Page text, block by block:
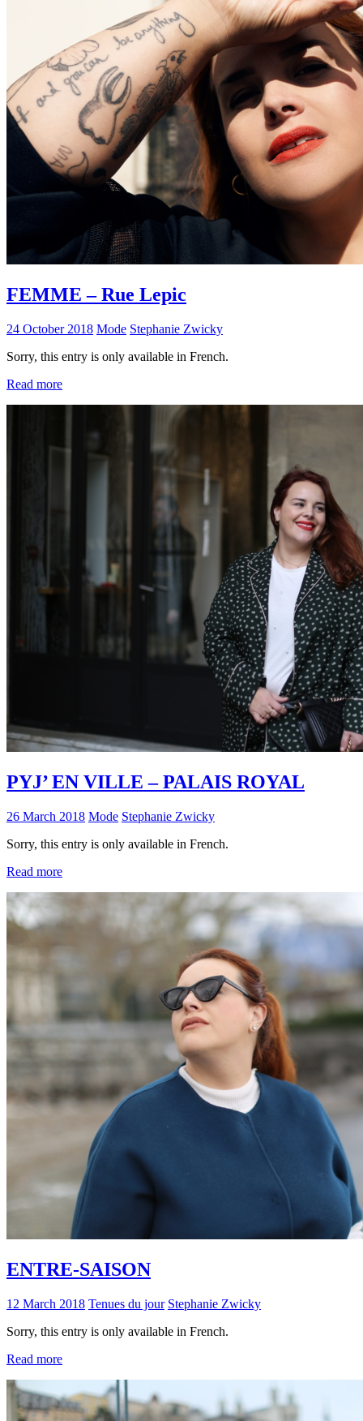
FEMME – Rue Lepic
24 October 2018 Mode Stephanie Zwicky
Sorry, this entry is only available in French.
Read more
PYJ’ EN VILLE – PALAIS ROYAL
26 March 2018 Mode Stephanie Zwicky
Sorry, this entry is only available in French.
Read more
ENTRE-SAISON
12 March 2018 Tenues du jour Stephanie Zwicky
Sorry, this entry is only available in French.
Read more